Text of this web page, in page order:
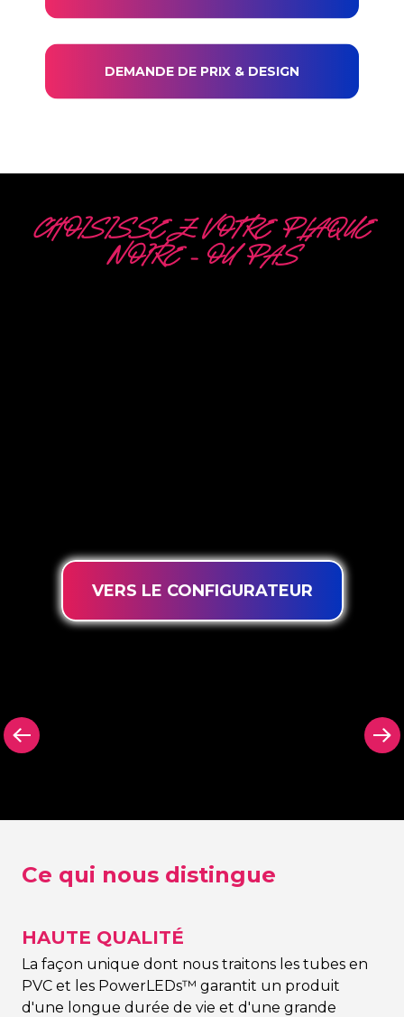
DEMANDE DE PRIX & DESIGN
CHOISISSEZ VOTRE PLAQUE
NOIRE – OU PAS
VERS LE CONFIGURATEUR
Signing
découpé
Signing
Ce qui nous distingue
HAUTE QUALITÉ
La façon unique dont nous traitons les tubes en
PVC et les PowerLEDs™ garantit un produit
d'une longue durée de vie et d'une grande